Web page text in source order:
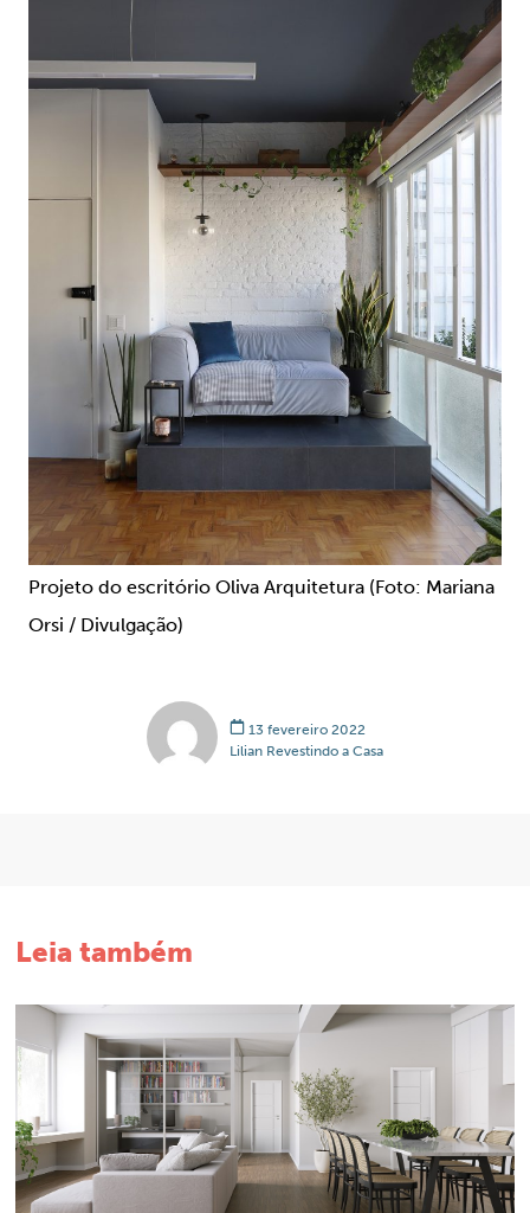
Projeto do escritório Oliva Arquitetura (Foto: Mariana
Orsi / Divulgação)
13 fevereiro 2022
Lilian Revestindo a Casa
Leia também